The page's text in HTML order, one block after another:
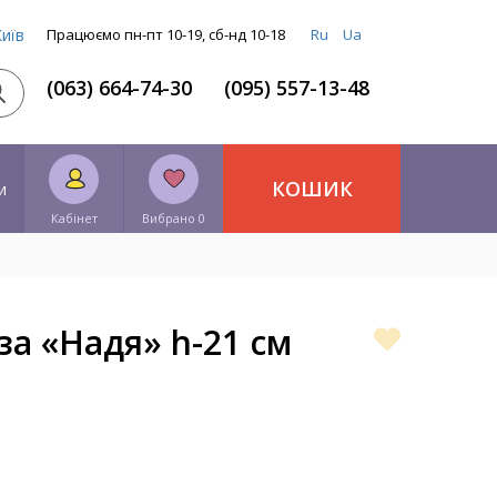
Працюємо пн-пт 10-19, сб-нд 10-18 Ru Ua
(063) 664-74-30 (095) 557-13-48
Кабінет Вибрано 0
КОШИК
«Надя» h-21 см